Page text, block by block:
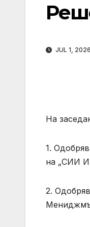
JUL 1, 2026
На
1.
на „СИИ
2.